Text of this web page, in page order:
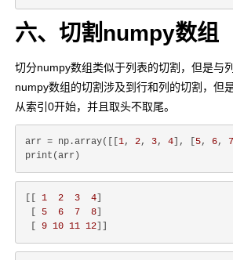
六、切割numpy数组
切分numpy数组类似于列表的切割，但是与
numpy数组的切割涉及到行和列的切割，但
从索引0开始，并且取头不取尾。
arr = np.array([[ 1, 2, 3, 4 ], [ 5, 6, 7
1 2 3 4
5 6 7 8
9 10 11 12